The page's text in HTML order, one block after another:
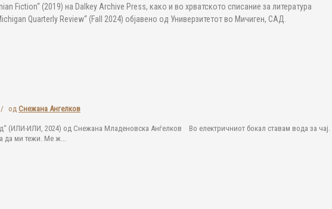
Fiction“ (2019) на Dalkey Archive Press, како и во хрватското списание за литература
Quarterly Review“ (Fall 2024) објавено од Универзитетот во Мичиген, САД.
/ од Снежана Ангелков
(ИЛИ-ИЛИ, 2024) од Снежана Младеновска Анѓелков Во електричниот бокал ставам вода за чај.
да ми тежи. Ме ж...